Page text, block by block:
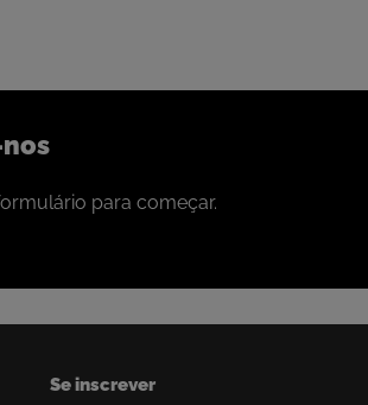
para começar.
Se inscrever